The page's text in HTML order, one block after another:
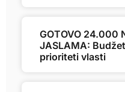
GOTOVO 24.000
JASLAMA:
prioriteti vlasti